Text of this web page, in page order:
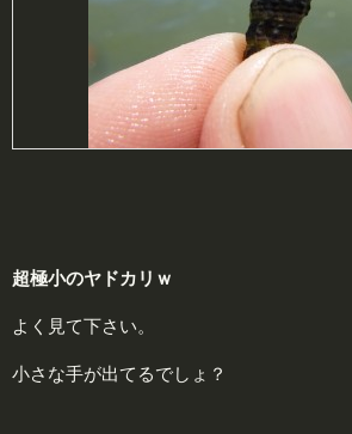
超極小のヤドカリｗ
よく見て下さい。
小さな手が出てるでしょ？